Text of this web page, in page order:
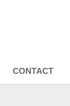
CONTACT